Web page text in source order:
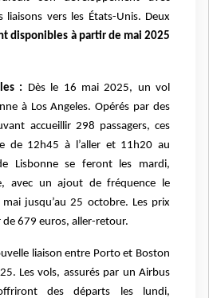
liaisons vers les États-Unis. Deux
disponibles à partir de mai 2025
: Dès le 16 mai 2025, un vol
à Los Angeles. Opérés par des
accueillir 298 passagers, ces
de 12h45 à l’aller et 11h20 au
Lisbonne se feront les mardi,
avec un ajout de fréquence le
jusqu’au 25 octobre. Les prix
679 euros, aller-retour.
liaison entre Porto et Boston
Les vols, assurés par un Airbus
des départs les lundi,